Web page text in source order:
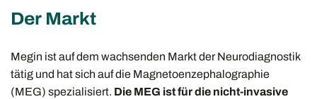
Der Markt
Megin ist auf dem wachsenden Markt der Neurodiagnostik
tätig und hat sich auf die Magnetoenzephalographie
(MEG) spezialisiert. Die MEG ist für die nicht-invasive